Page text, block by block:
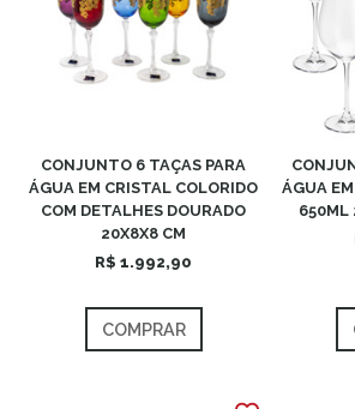
CONJUNTO 6 TAÇAS PARA
ÁGUA EM CRISTAL COLORIDO
COM DETALHES DOURADO
20X8X8 CM
R$ 1.992,90
COMPRAR
ÁGUA
650ML